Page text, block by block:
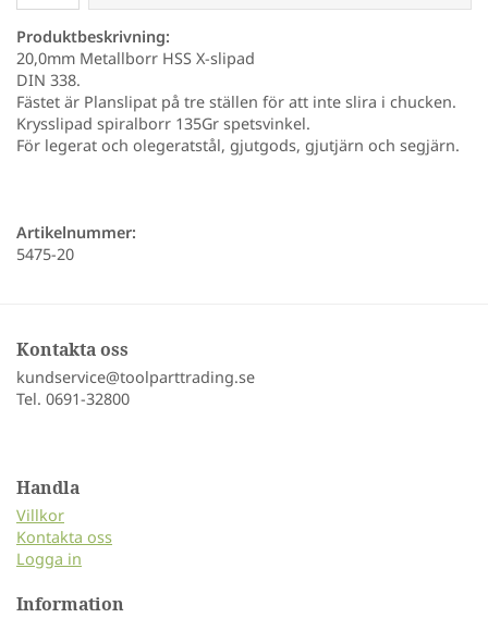
Produktbeskrivning:
20,0mm Metallborr HSS X-slipad
DIN 338.
Fästet är Planslipat på tre ställen för att inte slira i chucken.
Krysslipad spiralborr 135Gr spetsvinkel.
För legerat och olegeratstål, gjutgods, gjutjärn och segjärn.
Artikelnummer:
5475-20
Kontakta oss
kundservice@toolparttrading.se
Tel. 0691-32800
Handla
Villkor
Kontakta oss
Logga in
Information